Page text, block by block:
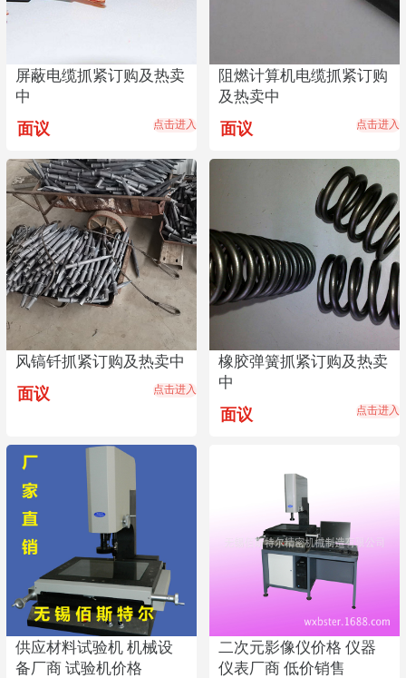
屏蔽电缆抓紧订购及热卖
中
面议 点击进入
阻燃计算机电缆抓紧订购
及热卖中
面议 点击进入
风镐钎抓紧订购及热卖中
面议 点击进入
橡胶弹簧抓紧订购及热卖
中
面议 点击进入
供应材料试验机 机械设
备厂商 试验机价格
二次元影像仪价格 仪器
仪表厂商 低价销售